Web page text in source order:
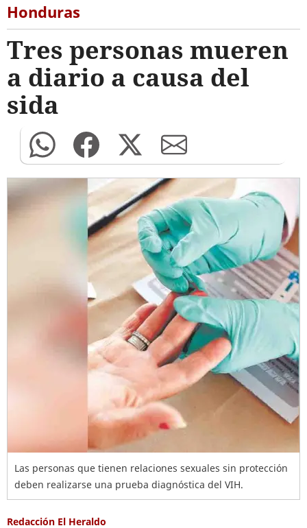
Honduras
Tres personas mueren
a diario a causa del
sida
Las personas que tienen relaciones sexuales sin protección
deben realizarse una prueba diagnóstica del VIH.
Redacción El Heraldo